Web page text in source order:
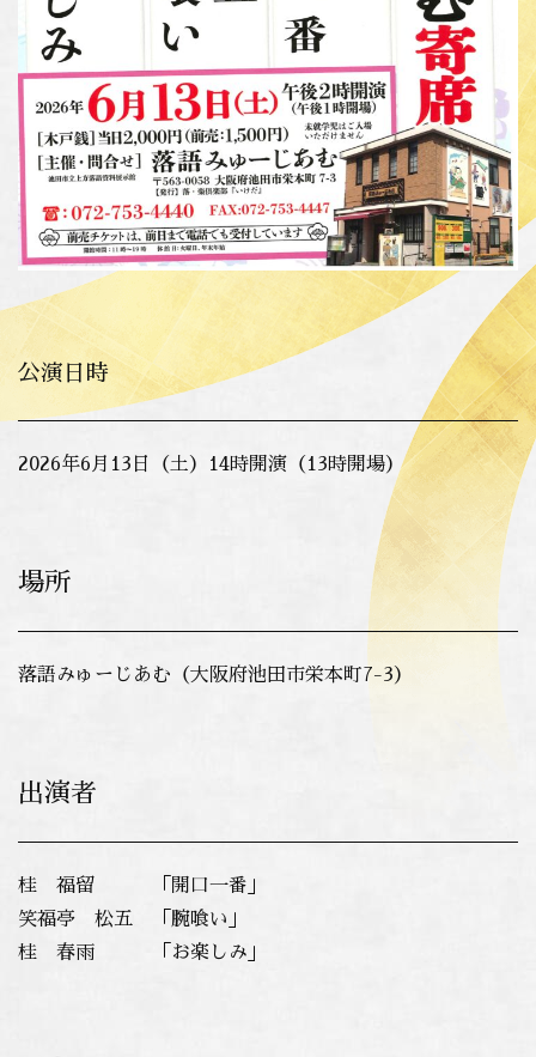
公演日時
2026年6月13日（土）14時開演（13時開場）
場所
落語みゅーじあむ（大阪府池田市栄本町7-3）
出演者
桂 福留 「開口一番」
笑福亭 松五 「腕喰い」
桂 春雨 「お楽しみ」